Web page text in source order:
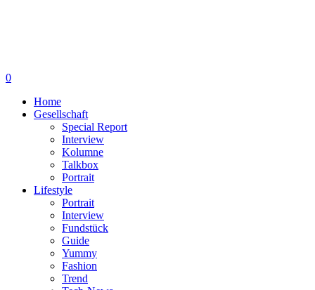
0
Home
Gesellschaft
Special Report
Interview
Kolumne
Talkbox
Portrait
Lifestyle
Portrait
Interview
Fundstück
Guide
Yummy
Fashion
Trend